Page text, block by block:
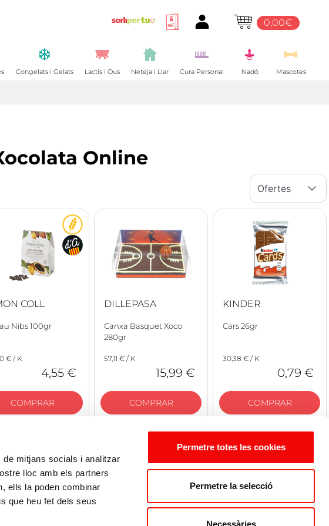
mitjans socials i analitzar
lloc amb els partners
ells la poden combinar
que heu fet dels seus
Permetre totes les cookies
Permetre la selecció
Necessàries
0,00€
Congelats i Gelats Lactis i Ous Neteja i Llar Cura Personal Nadó Mascotes
Online
Ofertes
COLL
Nibs 100gr
€ / K
4,55 €
COMPRAR
DILLEPASA
Canxa Basquet Xoco
280gr
57,11 € / K
15,99 €
COMPRAR
KINDER
Cars 26gr
30,38 € / K
0,79 €
COMPRAR